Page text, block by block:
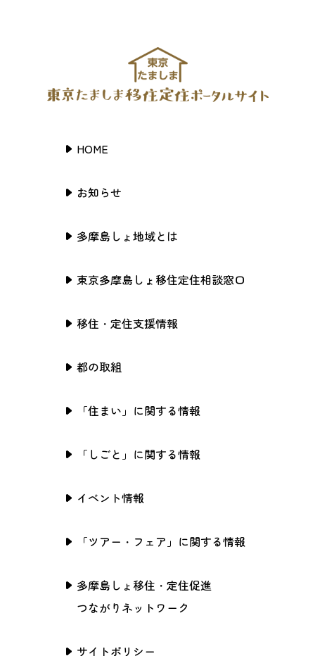
HOME
お知らせ
多摩島しょ地域とは
東京多摩島しょ移住定住相談窓口
移住・定住支援情報
都の取組
「住まい」に関する情報
「しごと」に関する情報
イベント情報
「ツアー・フェア」に関する情報
多摩島しょ移住・定住促進
つながりネットワーク
サイトポリシー